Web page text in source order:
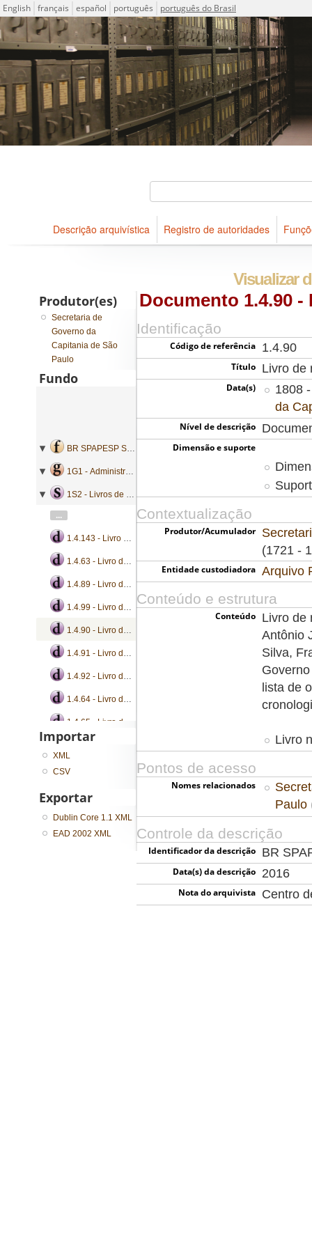
Idioma
English français español português português do Brasil
Descrições arquivísticas do acervo do Arquivo Público do
Projeto ICA-AtoM
Descrição arquivística Registro de autoridades
Visualizar
Documento 1.4.90
Identificação
Código de referência 1.4.90
Título Livro de
Data(s)
1808
da
Nível de descrição
Dimensão e suporte
Contextualização
Produtor/Acumulador
(1721 -
Entidade custodiadora Arquivo
Conteúdo e estrutura
Conteúdo
Livro de
Antônio
Silva,
lista de
Livro
Pontos de acesso
Nomes relacionados
Paulo
Controle da descrição
Identificador da descrição BR
Data(s) da descrição 2016
Nota do arquivista Centro
Produtor(es)
Secretaria de
Governo da
Capitania de São
Paulo
Fundo
BR SPAPESP SEGOVC - Secretaria de Governo da Capitania de São Paulo
1G1 - Administração geral
1S2 - Livros de registro de correspondência
...
1.4.143 - Livro de registro de ofícios
1.4.63 - Livro de registro de ofícios
1.4.89 - Livro de registro de ofícios
1.4.99 - Livro de registro de ofícios
1.4.90 - Livro de registro de ofícios
1.4.91 - Livro de registro de ofícios
1.4.92 - Livro de registro de ofícios
1.4.64 - Livro de registro de ofícios
1.4.65 - Livro de registro de ofícios
...
Importar
XML
CSV
Exportar
Dublin Core 1.1 XML
EAD 2002 XML